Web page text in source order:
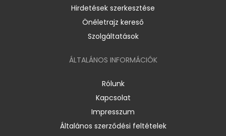
Hirdetések szerkesztése
Önéletrajz kereső
Szolgáltatások
ÁLTALÁNOS INFORMÁCIÓK
Rólunk
Kapcsolat
Impresszum
Általános szerződési feltételek